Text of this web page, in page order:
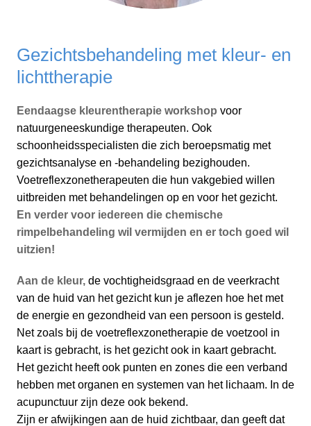
Gezichtsbehandeling met kleur- en
lichttherapie
Eendaagse kleurentherapie workshop voor
natuurgeneeskundige therapeuten. Ook
schoonheidsspecialisten die zich beroepsmatig met
gezichtsanalyse en -behandeling bezighouden.
Voetreflexzonetherapeuten die hun vakgebied willen
uitbreiden met behandelingen op en voor het gezicht.
En verder voor iedereen die chemische
rimpelbehandeling wil vermijden en er toch goed wil
uitzien!
Aan de kleur,de vochtigheidsgraad en de veerkracht
van de huid van het gezicht kun je aflezen hoe het met
de energie en gezondheid van een persoon is gesteld.
Net zoals bij de voetreflexzonetherapie de voetzool in
kaart is gebracht, is het gezicht ook in kaart gebracht.
Het gezicht heeft ook punten en zones die een verband
hebben met organen en systemen van het lichaam. In de
acupunctuur zijn deze ook bekend.
Zijn er afwijkingen aan de huid zichtbaar, dan geeft dat